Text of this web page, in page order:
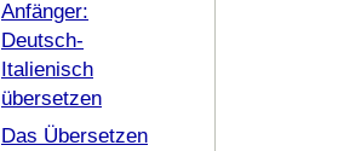
Anfänger:
Deutsch-
Italienisch
übersetzen
Das Übersetzen